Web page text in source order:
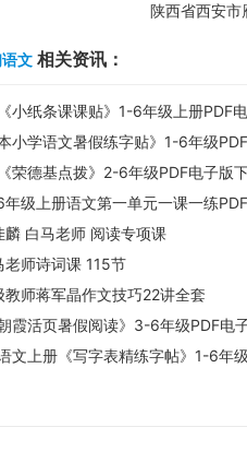
陕西省西安
文 相关资讯：
小纸条课课贴》1-6年级上册PDF电
小学语文暑假练字贴》1-6年级PDF
荣德基点拨》2-6年级PDF电子版
级上册语文第一单元一课一练PDF
麟 白马老师 阅读专项课
老师诗词课 115节
教师蒋军晶作文技巧22讲全套
霞活页暑假阅读》3-6年级PDF电
文上册《写字表精练字帖》1-6年级